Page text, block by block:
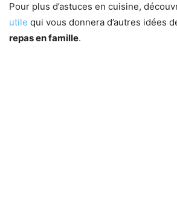
Pour plus d’astuces en cuisine,
utile qui vous donnera d’autres idées
repas en famille.